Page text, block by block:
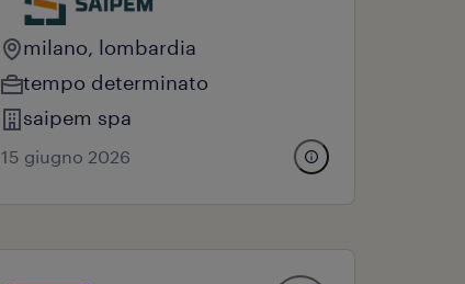
milano, lombardia
tempo determinato
saipem spa
15 giugno 2026